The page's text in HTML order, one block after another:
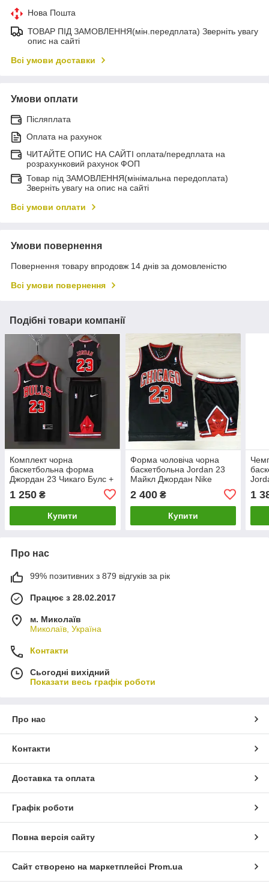
Нова Пошта
ТОВАР ПІД ЗАМОВЛЕННЯ(мін.передплата) Зверніть увагу
опис на сайті
Всі умови доставки
Умови оплати
Післяплата
Оплата на рахунок
ЧИТАЙТЕ ОПИС НА САЙТІ оплата/передплата на
розрахунковий рахунок ФОП
Товар під ЗАМОВЛЕННЯ(мінімальна передоплата)
Зверніть увагу на опис на сайті
Всі умови оплати
Умови повернення
Повернення товару впродовж 14 днів за домовленістю
Всі умови повернення
Подібні товари компанії
Комплект чорна
баскетбольна форма
Джордан 23 Чикаго Булс +
логотипи Jordan Chicago
Bulls
1 250 ₴
Купити
Форма чоловіча чорна
баскетбольна Jordan 23
Майкл Джордан Nike
2 400₴
Купити
1
Про нас
99% позитивних з 879 відгуків за рік
Працює з 28.02.2017
м. Миколаїв
Миколаїв, Україна
Контакти
Сьогодні вихідний
Показати весь графік роботи
Про нас
Контакти
Доставка та оплата
Графік роботи
Повна версія сайту
Сайт створено на маркетплейсі Prom.ua